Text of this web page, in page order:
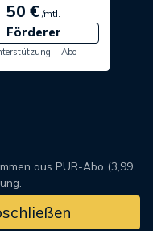
50 € /mtl.
Förderer
+ Abo
aus PUR-Abo (3,99